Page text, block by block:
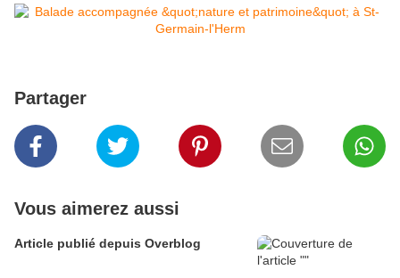
Partager
Vous aimerez aussi
Article publié depuis Overblog